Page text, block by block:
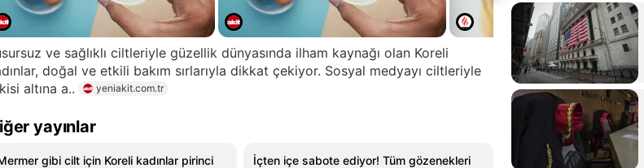
ve sağlıklı ciltleriyle güzellik dünyasında ilham kaynağı olan Koreli
doğal ve etkili bakım sırlarıyla dikkat çekiyor. Sosyal medyayı ciltleriyle
altına a..
yeniakit.com.tr
yayınlar
gibi cilt için Koreli kadınlar pirinci
İçten içe sabote ediyor! Tüm gözenekleri